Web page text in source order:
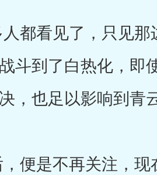
看见了，只见那
斗到了白热化，即
，也足以影响到青
是不再关注，现